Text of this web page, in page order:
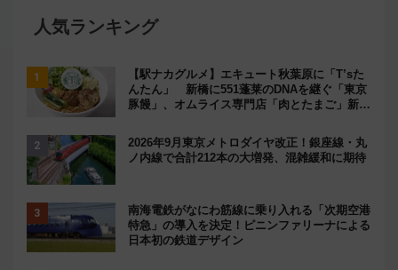
人気ランキング
【駅ナカグルメ】エキュート秋葉原に「T’sた
んたん」 新橋に551蓬莱のDNAを継ぐ「東京
豚饅」、オムライス専門店「肉とたまご」新グ
2026年9月東京メトロダイヤ改正！銀座線・丸
ノ内線で合計212本の大増発、混雑緩和に期待
南海電鉄がなにわ筋線に乗り入れる「次期空港
特急」の導入を決定！ピニンファリーナによる
日本初の鉄道デザイン